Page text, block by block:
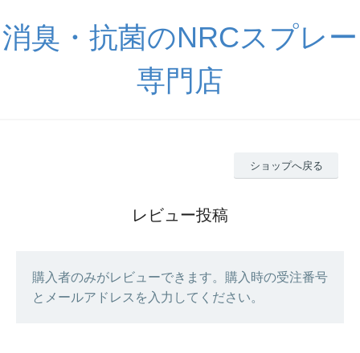
消臭・抗菌のNRCスプレー
専門店
ショップへ戻る
レビュー投稿
購入者のみがレビューできます。購入時の受注番号
とメールアドレスを入力してください。